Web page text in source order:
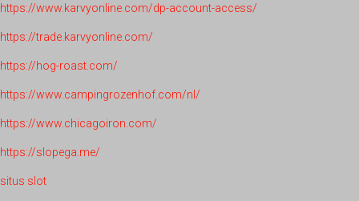
https://www.karvyonline.com/dp-account-access/
https://trade.karvyonline.com/
https://hog-roast.com/
https://www.campingrozenhof.com/nl/
https://www.chicagoiron.com/
https://slopega.me/
situs slot